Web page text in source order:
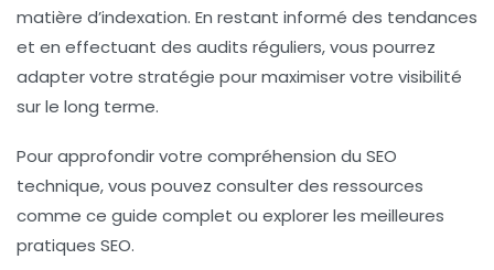
matière d’indexation. En restant informé des tendances
et en effectuant des audits réguliers, vous pourrez
adapter votre stratégie pour maximiser votre visibilité
sur le long terme.
Pour approfondir votre compréhension du SEO
technique, vous pouvez consulter des ressources
comme ce guide complet ou explorer les meilleures
pratiques SEO.